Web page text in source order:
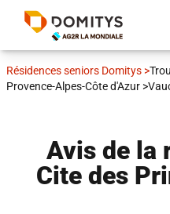
Résidences seniors Domitys >
Provence-Alpes-Côte d'Azur >
Avis de la
Cite des